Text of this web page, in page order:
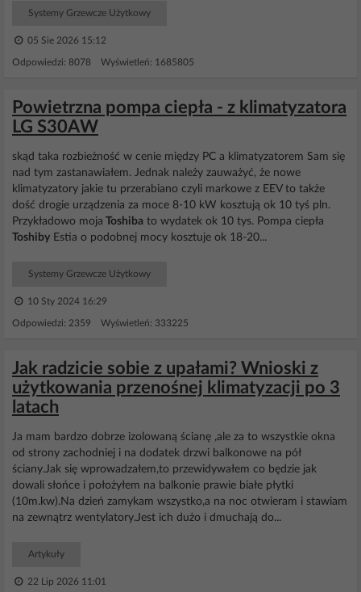
Systemy Grzewcze Użytkowy
05 Sie 2026 15:12
Odpowiedzi: 8078 Wyświetleń: 1685805
Powietrzna pompa ciepła - z klimatyzatora
LG S30AW
skąd taka rozbieżność w cenie między PC a klimatyzatorem Sam się
nad tym zastanawiałem. Jednak należy zauważyć, że nowe
klimatyzatory jakie tu przerabiano czyli markowe z EEV to także
dość drogie urządzenia za moce 8-10 kW kosztują ok 10 tyś pln.
Przykładowo moja Toshiba to wydatek ok 10 tys. Pompa ciepła
Toshiby Estia o podobnej mocy kosztuje ok 18-20...
Systemy Grzewcze Użytkowy
10 Sty 2024 16:29
Odpowiedzi: 2359 Wyświetleń: 333225
Jak radzicie sobie z upałami? Wnioski z
użytkowania przenośnej klimatyzacji po 3
latach
Ja mam bardzo dobrze izolowaną ścianę ,ale za to wszystkie okna
od strony zachodniej i na dodatek drzwi balkonowe na pół
ściany.Jak się wprowadzałem,to przewidywałem co będzie jak
dowali słońce i położyłem na balkonie prawie białe płytki
(10m.kw).Na dzień zamykam wszystko,a na noc otwieram i stawiam
na zewnątrz wentylatory.Jest ich dużo i dmuchają do...
Artykuły
22 Lip 2026 11:01